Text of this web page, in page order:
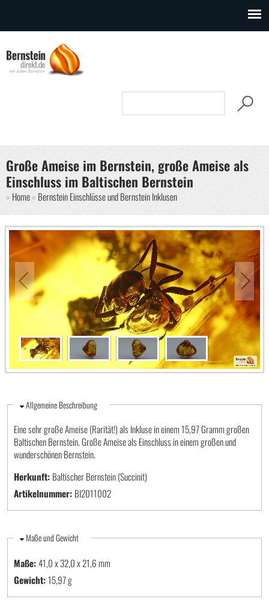
Große Ameise im Bernstein, große Ameise als
Einschluss im Baltischen Bernstein
Sie sind hier
Home Bernstein Einschlüsse und Bernstein Inklusen
Ausblenden
Allgemeine Beschreibung
Eine sehr große Ameise (Rarität!) als Inkluse in einem 15,97 Gramm großen
Baltischen Bernstein. Große Ameise als Einschluss in einem großen und
wunderschönen Bernstein.
Herkunft: Baltischer Bernstein (Succinit)
Artikelnummer: BI2011002
Ausblenden
Maße und Gewicht
Maße:41,0 x 32,0 x 21,6
Gewicht:15,97 g